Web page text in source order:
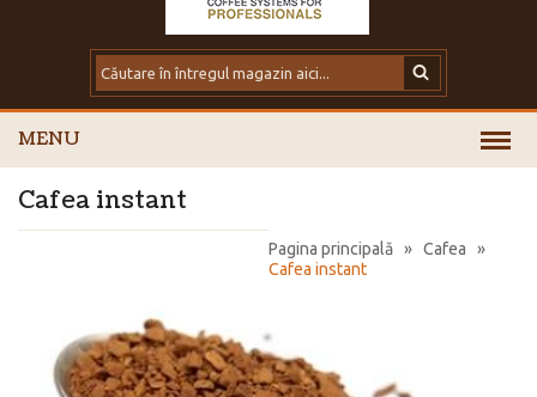
MENU
Pagina principală » Cafea
»
Cafea instant
Cafea instant